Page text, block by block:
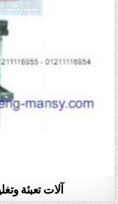
آلات تعبئة